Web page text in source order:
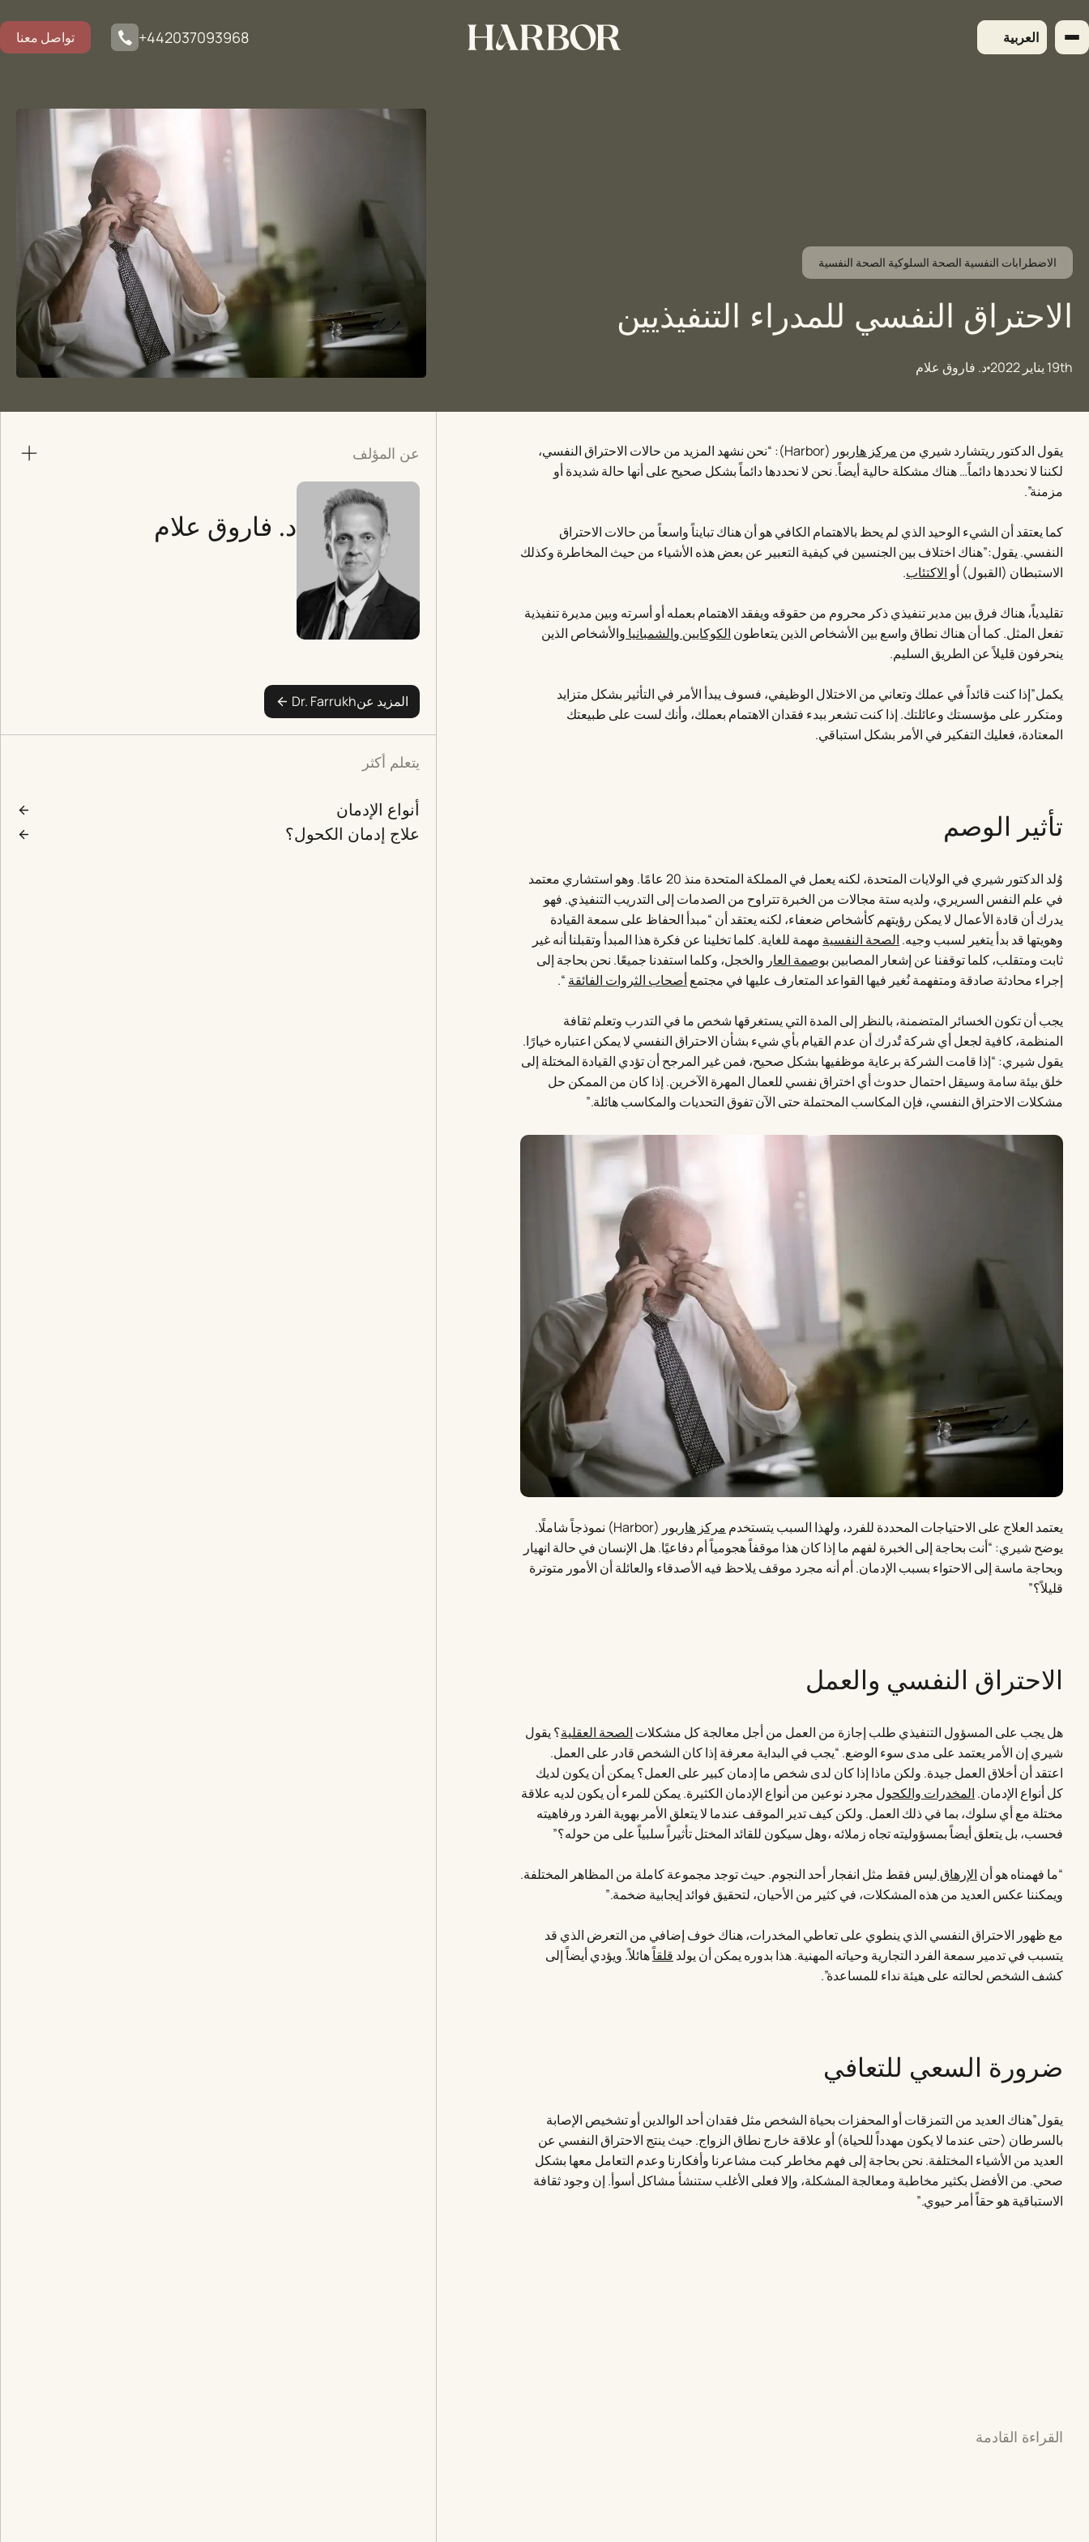
إلى
المحتوى
العربية +442037093968 تواصل معنا
الاضطرابات النفسية الصحة السلوكية الصحة النفسية
الاحتراق النفسي للمدراء التنفيذيين
19th يناير 2022 د. فاروق علام
يقول الدكتور ريتشارد شيري من مركز هاربور
(Harbor): “نحن نشهد المزيد من حالات الاحتراق النفسي،
لكننا لا نحددها دائماً… هناك مشكلة حالية أيضاً. نحن لا نحددها دائماً بشكل صحيح على أنها حالة شديدة أو
مزمنة”.
كما يعتقد أن الشيء الوحيد الذي لم يحظ بالاهتمام الكافي هو أن هناك تبايناً واسعاً من حالات الاحتراق
النفسي. يقول:”هناك اختلاف بين الجنسين في كيفية التعبير عن بعض هذه الأشياء من حيث المخاطرة وكذلك
الاستبطان (القبول) أو الاكتئاب.
تقليدياً، هناك فرق بين مدير تنفيذي ذكر محروم من حقوقه ويفقد الاهتمام بعمله أو أسرته وبين مديرة تنفيذية
تفعل المثل. كما أن هناك نطاق واسع بين الأشخاص الذين يتعاطون الكوكايين والشمبانيا والأشخاص الذين
ينحرفون قليلاً عن الطريق السليم.
يكمل”إذا كنت قائداً في عملك وتعاني من الاختلال الوظيفي، فسوف يبدأ الأمر في التأثير بشكل متزايد
ومتكرر على مؤسستك وعائلتك. إذا كنت تشعر ببدء فقدان الاهتمام بعملك، وأنك لست على طبيعتك
المعتادة، فعليك التفكير في الأمر بشكل استباقي.
تأثير الوصم
وُلد الدكتور شيري في الولايات المتحدة، لكنه يعمل في المملكة المتحدة منذ 20 عامًا. وهو استشاري معتمد
في علم النفس السريري، ولديه ستة مجالات من الخبرة تتراوح من الصدمات إلى التدريب التنفيذي. فهو
يدرك أن قادة الأعمال لا يمكن رؤيتهم كأشخاص ضعفاء، لكنه يعتقد أن “مبدأ الحفاظ على سمعة القيادة
وهويتها قد بدأ يتغير لسبب وجيه. الصحة النفسية مهمة للغاية. كلما تخلينا عن فكرة هذا المبدأ وتقبلنا أنه غير
ثابت ومتقلب، كلما توقفنا عن إشعار المصابين بوصمة العار والخجل، وكلما استفدنا جميعًا. نحن بحاجة إلى
إجراء محادثة صادقة ومتفهمة نُغير فيها القواعد المتعارف عليها في مجتمعأصحاب الثروات الفائقة “.
يجب أن تكون الخسائر المتضمنة، بالنظر إلى المدة التي يستغرقها شخص ما في التدرب وتعلم ثقافة
المنظمة، كافية لجعل أي شركة تٌدرك أن عدم القيام بأي شيء بشأن الاحتراق النفسي لا يمكن اعتباره خيارًا.
يقول شيري: “إذا قامت الشركة برعاية موظفيها بشكل صحيح، فمن غير المرجح أن تؤدي القيادة المختلة إلى
خلق بيئة سامة وسيقل احتمال حدوث أي اختراق نفسي للعمال المهرة الآخرين. إذا كان من الممكن حل
مشكلات الاحتراق النفسي، فإن المكاسب المحتملة حتى الآن تفوق التحديات والمكاسب هائلة.”
يعتمد العلاج على الاحتياجات المحددة للفرد، ولهذا السبب يتستخدم مركز هاربور
(Harbor) نموذجاً شاملًا.
يوضح شيري: “أنت بحاجة إلى الخبرة لفهم ما إذا كان هذا موقفاً هجومياً أم دفاعيًا. هل الإنسان في حالة انهيار
وبحاجة ماسة إلى الاحتواء بسبب الإدمان. أم أنه مجرد موقف يلاحظ فيه الأصدقاء والعائلة أن الأمور متوترة
قليلاً؟”
الاحتراق النفسي والعمل
هل يجب على المسؤول التنفيذي طلب إجازة من العمل من أجل معالجة كل مشكلات الصحة العقلية؟ يقول
شيري إن الأمر يعتمد على مدى سوء الوضع. “يجب في البداية معرفة إذا كان الشخص قادر على العمل.
اعتقد أن أخلاق العمل جيدة. ولكن ماذا إذا كان لدى شخص ما إدمان كبير على العمل؟ يمكن أن يكون لديك
كل أنواع الإدمان. المخدرات والكحول مجرد نوعين من أنواع الإدمان الكثيرة. يمكن للمرء أن يكون لديه علاقة
مختلة مع أي سلوك، بما في ذلك العمل. ولكن كيف تدير الموقف عندما لا يتعلق الأمر بهوية الفرد ورفاهيته
فحسب، بل يتعلق أيضاً بمسؤوليته تجاه زملائه ،وهل سيكون للقائد المختل تأثيراً سلبياً على من حوله؟”
“ما فهمناه هو أن الإرهاقليس فقط مثل انفجار أحد النجوم. حيث توجد مجموعة كاملة من المظاهر المختلفة.
ويمكننا عكس العديد من هذه المشكلات، في كثير من الأحيان، لتحقيق فوائد إيجابية ضخمة.”
مع ظهور الاحتراق النفسي الذي ينطوي على تعاطي المخدرات، هناك خوف إضافي من التعرض الذي قد
يتسبب في تدمير سمعة الفرد التجارية وحياته المهنية. هذا بدوره يمكن أن يولد قلقاًهائلاً. ويؤدي أيضاً إلى
كشف الشخص لحالته على هيئة نداء للمساعدة”.
ضرورة السعي للتعافي
يقول”هناك العديد من التمزقات أو المحفزات بحياة الشخص مثل فقدان أحد الوالدين أو تشخيص الإصابة
بالسرطان (حتى عندما لا يكون مهدداً للحياة) أو علاقة خارج نطاق الزواج. حيث ينتج الاحتراق النفسي عن
العديد من الأشياء المختلفة. نحن بحاجة إلى فهم مخاطر كبت مشاعرنا وأفكارنا وعدم التعامل معها بشكل
صحي. من الأفضل بكثير مخاطبة ومعالجة المشكلة، وإلا فعلى الأغلب ستنشأ مشاكل أسوأ. إن وجود ثقافة
الاستباقية هو حقاً أمر حيوي.”
القراءة القادمة
عن المؤلف
د. فاروق علام
المزيد عنDr. Farrukh
يتعلم أكثر
أنواع الإدمان
علاج إدمان الكحول؟